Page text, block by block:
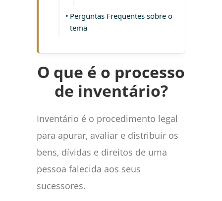
Perguntas Frequentes sobre o
tema
O que é o processo
de inventário?
Inventário é o procedimento legal
para apurar, avaliar e distribuir os
bens, dívidas e direitos de uma
pessoa falecida aos seus
sucessores.